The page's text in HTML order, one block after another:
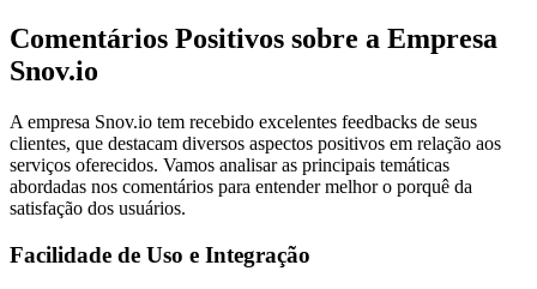
Comentários Positivos sobre a Empresa
Snov.io
A empresa Snov.io tem recebido excelentes feedbacks de seus
clientes, que destacam diversos aspectos positivos em relação aos
serviços oferecidos. Vamos analisar as principais temáticas
abordadas nos comentários para entender melhor o porquê da
satisfação dos usuários.
Facilidade de Uso e Integração